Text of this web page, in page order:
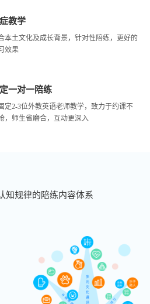
教学
本土文化及成长背景，针对性陪练，更好的
效果
一对一陪练
定2-3位外教英语老师教学，致力于约课不
，师生省磨合，互动更深入
知规律的陪练内容体系